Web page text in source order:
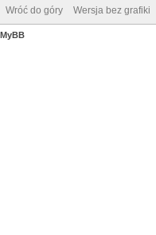
Wróć do góry Wersja bez grafiki